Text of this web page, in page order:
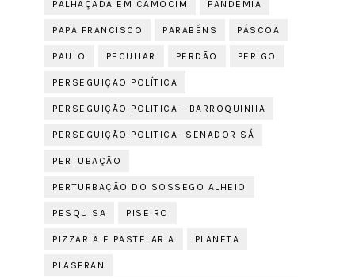
PALHAÇADA EM CAMOCIM PANDEMIA
PAPA FRANCISCO PARABÉNS PÁSCOA
PAULO PECULIAR PERDÃO PERIGO
PERSEGUIÇÃO POLÍTICA
PERSEGUIÇÃO POLITICA - BARROQUINHA
PERSEGUIÇÃO POLITICA -SENADOR SÁ
PERTUBAÇÃO
PERTURBAÇÃO DO SOSSEGO ALHEIO
PESQUISA PISEIRO
PIZZARIA E PASTELARIA PLANETA
PLASFRAN